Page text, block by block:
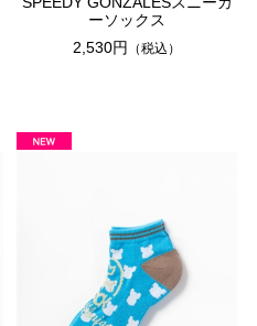
ーソックス
2,530円
（税込）